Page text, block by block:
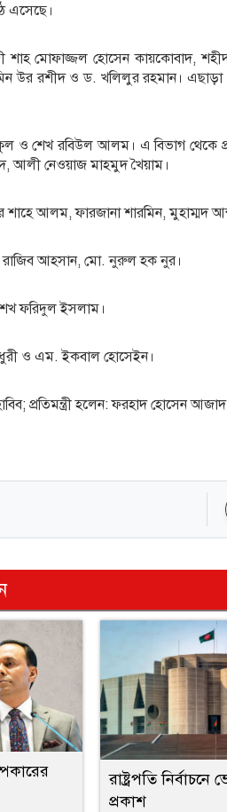
এসেছে।
মোফাজ্জল হোসেন কায়কোবাদ, শহীদ
রশীদ ও ড. খলিলুর রহমান। এছাড়া
শেখ রবিউল আলম। এ বিভাগ থেকে
আলী নেওয়াজ মাহমুদ খৈয়াম।
আলম, ফারজানা শারমিন, মুহাম্মদ
রাজিব আহসান, মো. নুরুল হক নুর।
ফরিদুল ইসলাম।
ও এম. ইকবাল হোসেইন।
প্রতিমন্ত্রী হলেন: ফরহাদ হোসেন
রাষ্ট্রপতি
প্রকাশ